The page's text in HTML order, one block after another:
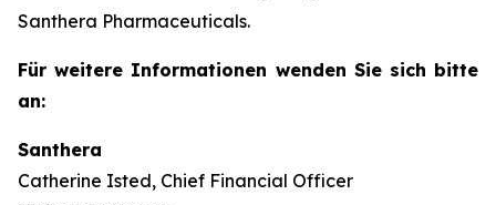
Santhera Pharmaceuticals.
Für weitere Informationen wenden Sie sich bitte
an:
Santhera
Catherine Isted, Chief Financial Officer